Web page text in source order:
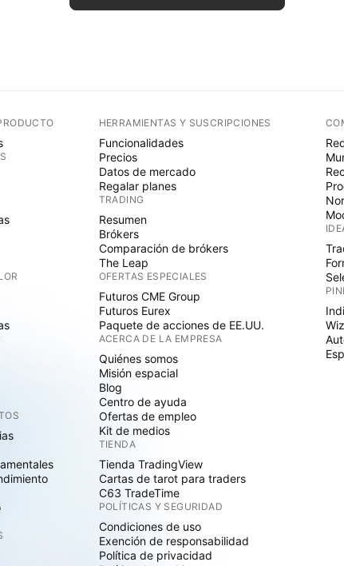
HERRAMIENTAS Y SUSCRIPCIONES
Funcionalidades
Precios
Datos de mercado
Regalar planes
TRADING
Resumen
Brókers
Comparación de brókers
The Leap
OFERTAS ESPECIALES
Futuros CME Group
Futuros Eurex
Paquete de acciones de EE.UU.
ACERCA DE LA EMPRESA
Quiénes somos
Misión espacial
Blog
Centro de ayuda
Ofertas de empleo
Kit de medios
TIENDA
Tienda TradingView
Cartas de tarot para traders
C63 TradeTime
POLÍTICAS Y SEGURIDAD
Condiciones de uso
Exención de responsabilidad
Política de privacidad